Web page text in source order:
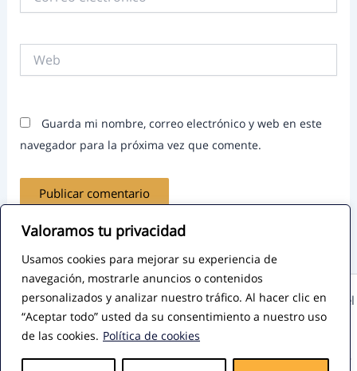
Valoramos tu privacidad
Usamos cookies para mejorar su experiencia de
navegación, mostrarle anuncios o contenidos
personalizados y analizar nuestro tráfico. Al hacer clic en
“Aceptar todo” usted da su consentimiento a nuestro uso
de las cookies. Política de cookies
electrónico*
Guarda mi nombre, correo electrónico y web en este
navegador para la próxima vez que comente.
Copyright © 2026 - Todos los derechos reservados - José Miguel
García - Mentor de Emprendedores y Consultor de Marketing
Digital
Contacto-Aviso legal-Privacidad-Política de cookies-Diseño